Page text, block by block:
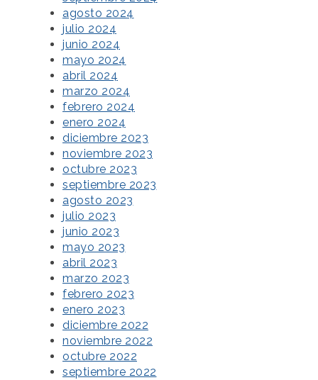
agosto 2024
julio 2024
junio 2024
mayo 2024
abril 2024
marzo 2024
febrero 2024
enero 2024
diciembre 2023
noviembre 2023
octubre 2023
septiembre 2023
agosto 2023
julio 2023
junio 2023
mayo 2023
abril 2023
marzo 2023
febrero 2023
enero 2023
diciembre 2022
noviembre 2022
octubre 2022
septiembre 2022